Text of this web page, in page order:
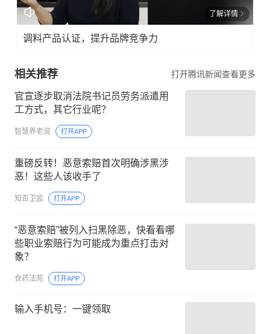
了解详情
调料产品认证，提升品牌竞争力
相关推荐 打开腾讯新闻查看更多
官宣逐步取消法院书记员劳务派遣用
工方式，其它行业呢？
智慧养老说 打开APP
重磅反转！恶意索赔首次明确涉黑涉
恶！这些人该收手了
知否卫监 打开APP
“恶意索赔”被列入扫黑除恶，快看看哪
些职业索赔行为可能成为重点打击对
象？
食药法苑 打开APP
输入手机号：一键领取